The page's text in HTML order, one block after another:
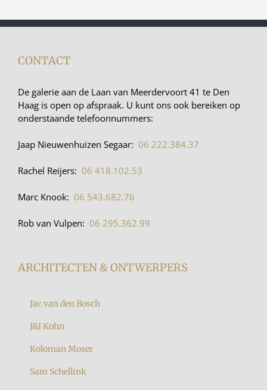
CONTACT
De galerie aan de Laan van Meerdervoort 41 te Den
Haag is open op afspraak. U kunt ons ook bereiken op
onderstaande telefoonnummers:
Jaap Nieuwenhuizen Segaar: 06 222.384.37
Rachel Reijers: 06 418.102.53
Marc Knook: 06 543.682.76
Rob van Vulpen: 06 295.362.99
ARCHITECTEN & ONTWERPERS
Jac van den Bosch
J&J Kohn
Koloman Moser
Sam Schellink